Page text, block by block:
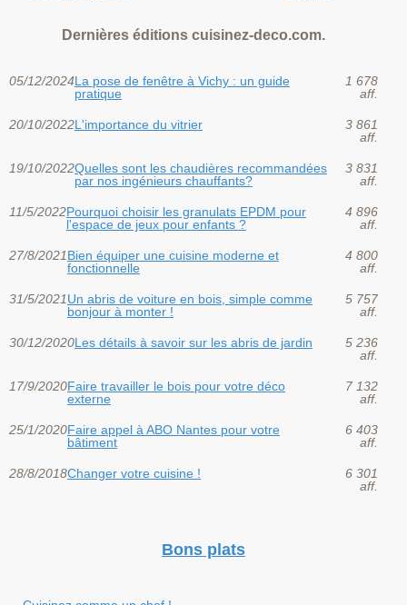
Dernières éditions cuisinez-deco.com.
05/12/2024La pose de fenêtre à Vichy : un guide
pratique
1 678
aff.
20/10/2022L'importance du vitrier
3 861
aff.
19/10/2022Quelles sont les chaudières recommandées
par nos ingénieurs chauffants?
3 831
aff.
11/5/2022Pourquoi choisir les granulats EPDM pour
l'espace de jeux pour enfants ?
4 896
aff.
27/8/2021Bien équiper une cuisine moderne et
fonctionnelle
4 800
aff.
31/5/2021Un abris de voiture en bois, simple comme
bonjour à monter !
5 757
aff.
30/12/2020Les détails à savoir sur les abris de jardin
5 236
aff.
17/9/2020Faire travailler le bois pour votre déco
externe
7 132
aff.
25/1/2020Faire appel à ABO Nantes pour votre
bâtiment
6 403
aff.
28/8/2018Changer votre cuisine !
6 301
aff.
Bons plats